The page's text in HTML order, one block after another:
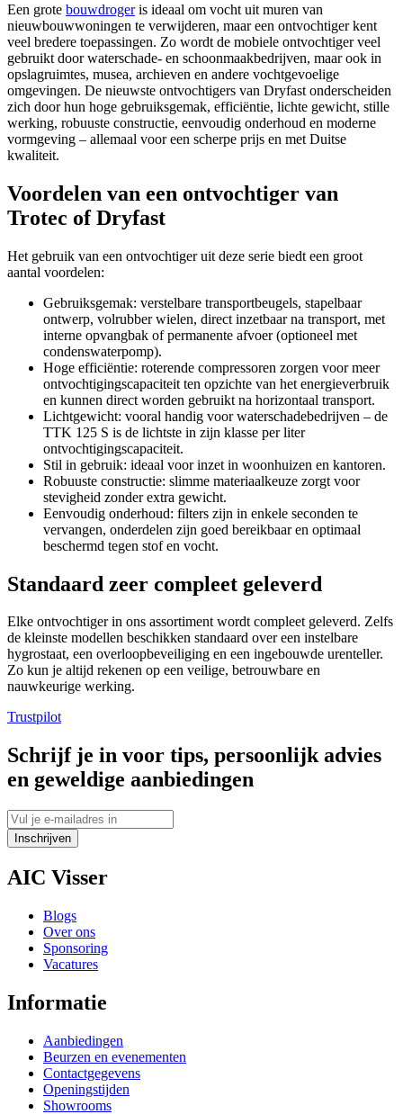
Een grote bouwdrogeris ideaal om vocht uit muren van
nieuwbouwwoningen te verwijderen, maar een ontvochtiger kent
veel bredere toepassingen. Zo wordt de mobiele ontvochtiger veel
gebruikt door waterschade- en schoonmaakbedrijven, maar ook in
opslagruimtes, musea, archieven en andere vochtgevoelige
omgevingen. De nieuwste ontvochtigers van Dryfast onderscheiden
zich door hun hoge gebruiksgemak, efficiëntie, lichte gewicht, stille
werking, robuuste constructie, eenvoudig onderhoud en moderne
vormgeving – allemaal voor een scherpe prijs en met Duitse
kwaliteit.
Voordelen van een ontvochtiger van
Trotec of Dryfast
Het gebruik van een ontvochtiger uit deze serie biedt een groot
aantal voordelen:
Gebruiksgemak: verstelbare transportbeugels, stapelbaar
ontwerp, volrubber wielen, direct inzetbaar na transport, met
interne opvangbak of permanente afvoer (optioneel met
condenswaterpomp).
Hoge efficiëntie: roterende compressoren zorgen voor meer
ontvochtigingscapaciteit ten opzichte van het energieverbruik
en kunnen direct worden gebruikt na horizontaal transport.
Lichtgewicht: vooral handig voor waterschadebedrijven – de
TTK 125 S is de lichtste in zijn klasse per liter
ontvochtigingscapaciteit.
Stil in gebruik: ideaal voor inzet in woonhuizen en kantoren.
Robuuste constructie: slimme materiaalkeuze zorgt voor
stevigheid zonder extra gewicht.
Eenvoudig onderhoud: filters zijn in enkele seconden te
vervangen, onderdelen zijn goed bereikbaar en optimaal
beschermd tegen stof en vocht.
Standaard zeer compleet geleverd
Elke ontvochtiger in ons assortiment wordt compleet geleverd. Zelfs
de kleinste modellen beschikken standaard over een instelbare
hygrostaat, een overloopbeveiliging en een ingebouwde urenteller.
Zo kun je altijd rekenen op een veilige, betrouwbare en
nauwkeurige werking.
Trustpilot
Schrijf je in voor tips, persoonlijk advies
en geweldige aanbiedingen
Inschrijven
AIC Visser
Blogs
Over ons
Sponsoring
Vacatures
Informatie
Aanbiedingen
Beurzen en evenementen
Contactgegevens
Openingstijden
Showrooms